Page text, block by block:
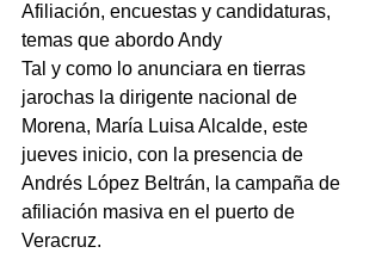
Afiliación, encuestas y candidaturas,
temas que abordo Andy
Tal y como lo anunciara en tierras
jarochas la dirigente nacional de
Morena, María Luisa Alcalde, este
jueves inicio, con la presencia de
Andrés López Beltrán, la campaña de
afiliación masiva en el puerto de
Veracruz.